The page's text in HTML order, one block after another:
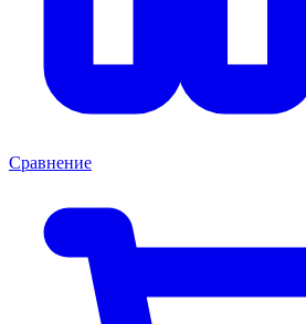
Сравнение